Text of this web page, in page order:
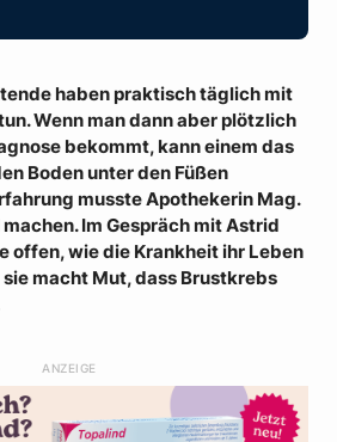
haben praktisch täglich mit
Wenn man dann aber plötzlich
bekommt, kann einem das
Boden unter den Füßen
musste Apothekerin Mag.
Im Gespräch mit Astrid
offen, wie die Krankheit ihr Leben
macht Mut, dass Brustkrebs
ANZEIGE